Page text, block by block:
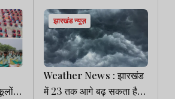
में
झारखंड न्यूज़
Weather News : झारखंड
में 23 तक आगे बढ़ सकता है